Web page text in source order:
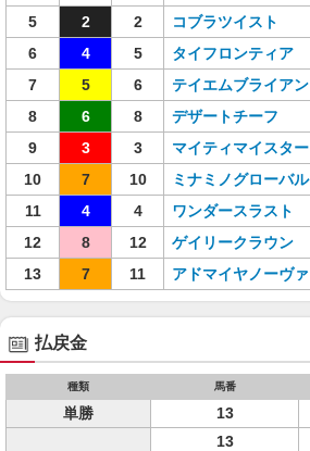
5
2 2 コブラツイスト
6
4 5 タイフロンティア
7
5 6 テイエムブライアン
8
6 8 デザートチーフ
9
3 3 マイティマイスター
10
7 10 ミナミノグローバル
11
4 4 ワンダースラスト
12
8 12 ゲイリークラウン
13
7 11 アドマイヤノーヴァ
払戻金
種類 馬番
単勝 13
13